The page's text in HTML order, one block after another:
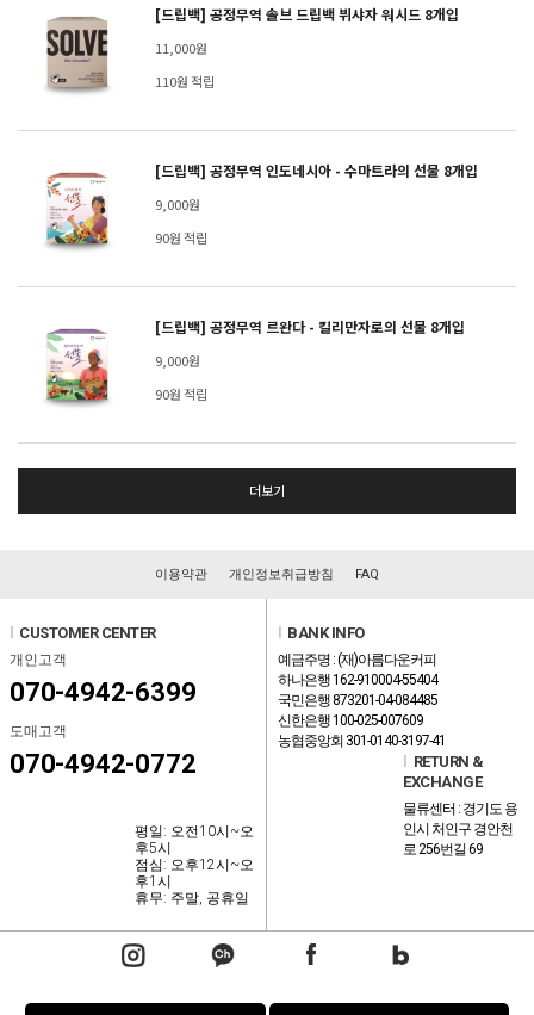
[드립백] 공정무역 솔브 드립백 뷔샤자 워시드 8개입
11,000원
110원 적립
[드립백] 공정무역 인도네시아 - 수마트라의 선물 8개입
9,000원
90원 적립
[드립백] 공정무역 르완다 - 킬리만자로의 선물 8개입
9,000원
90원 적립
더보기
이용약관 개인정보취급방침 FAQ
CUSTOMER CENTER
개인고객
070-4942-6399
도매고객
070-4942-0772
평일: 오전10시~오
후5시
점심: 오후12시~오
후1시
휴무: 주말, 공휴일
BANK INFO
예금주명 : (재)아름다운커피
하나은행 162-910004-55404
국민은행 873201-04-084485
신한은행 100-025-007609
농협중앙회 301-0140-3197-41
RETURN &
EXCHANGE
물류센터 : 경기도 용
인시 처인구 경안천
로 256번길 69